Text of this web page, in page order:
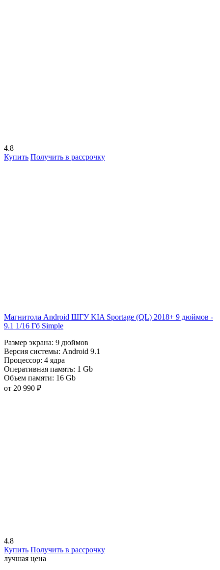
4.8
Купить Получить в рассрочку
Магнитола Android ШГУ KIA Sportage (QL) 2018+ 9 дюймов -
9.1 1/16 Гб Simple
Размер экрана: 9 дюймов
Версия системы: Android 9.1
Процессор: 4 ядра
Оперативная память: 1 Gb
Объем памяти: 16 Gb
от 20 990 ₽
4.8
Купить Получить в рассрочку
лучшая цена